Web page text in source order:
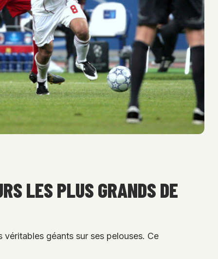
LES PLUS GRANDS DE
géants sur ses pelouses. Ce